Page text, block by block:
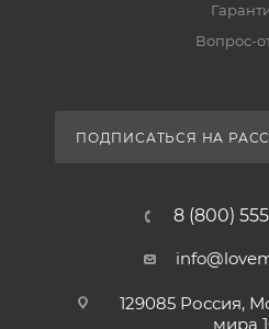
Вопрос-
ПОДПИСАТЬСЯ НА
8 (800)
129085 Россия,
мира